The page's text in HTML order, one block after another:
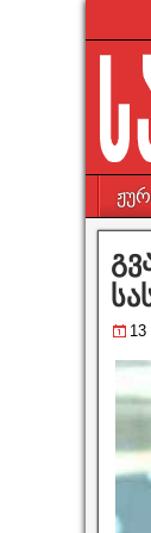
13